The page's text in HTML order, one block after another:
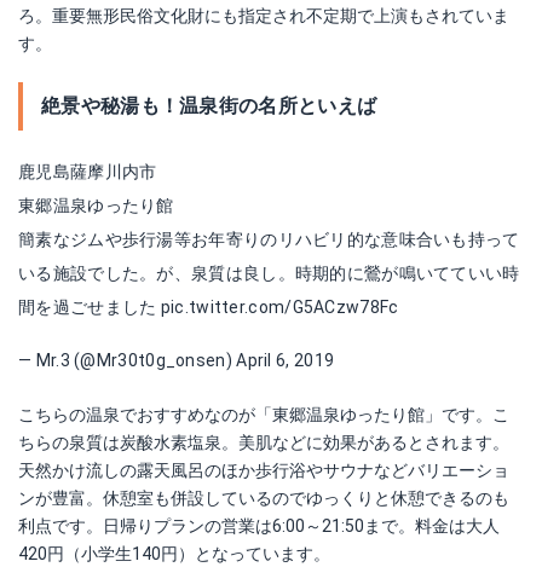
ろ。重要無形民俗文化財にも指定され不定期で上演もされていま
す。
絶景や秘湯も！温泉街の名所といえば
鹿児島薩摩川内市
東郷温泉ゆったり館
簡素なジムや歩行湯等お年寄りのリハビリ的な意味合いも持って
いる施設でした。が、泉質は良し。時期的に鶯が鳴いてていい時
間を過ごせました pic.twitter.com/G5ACzw78Fc
— Mr.3 (@Mr30t0g_onsen)April 6, 2019
こちらの温泉でおすすめなのが「東郷温泉ゆったり館」です。こ
ちらの泉質は炭酸水素塩泉。美肌などに効果があるとされます。
天然かけ流しの露天風呂のほか歩行浴やサウナなどバリエーショ
ンが豊富。休憩室も併設しているのでゆっくりと休憩できるのも
利点です。日帰りプランの営業は6:00～21:50まで。料金は大人
420円（小学生140円）となっています。